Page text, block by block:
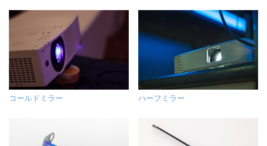
コールドミラー ハーフミラー